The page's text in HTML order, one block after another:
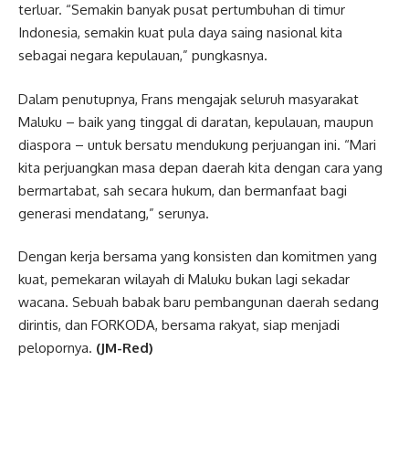
terluar. “Semakin banyak pusat pertumbuhan di timur
Indonesia, semakin kuat pula daya saing nasional kita
sebagai negara kepulauan,” pungkasnya.
Dalam penutupnya, Frans mengajak seluruh masyarakat
Maluku – baik yang tinggal di daratan, kepulauan, maupun
diaspora – untuk bersatu mendukung perjuangan ini. “Mari
kita perjuangkan masa depan daerah kita dengan cara yang
bermartabat, sah secara hukum, dan bermanfaat bagi
generasi mendatang,” serunya.
Dengan kerja bersama yang konsisten dan komitmen yang
kuat, pemekaran wilayah di Maluku bukan lagi sekadar
wacana. Sebuah babak baru pembangunan daerah sedang
dirintis, dan FORKODA, bersama rakyat, siap menjadi
pelopornya. (JM-Red)